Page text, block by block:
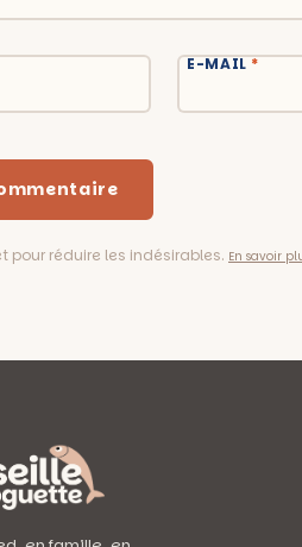
E-MAIL *
pour réduire les indésirables. En savoir